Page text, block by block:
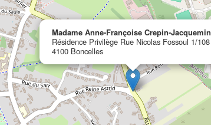
Madame Anne-Françoise Crepin-Jacquemin
Résidence Privilège Rue Nicolas Fossoul 1/108
4100 Boncelles